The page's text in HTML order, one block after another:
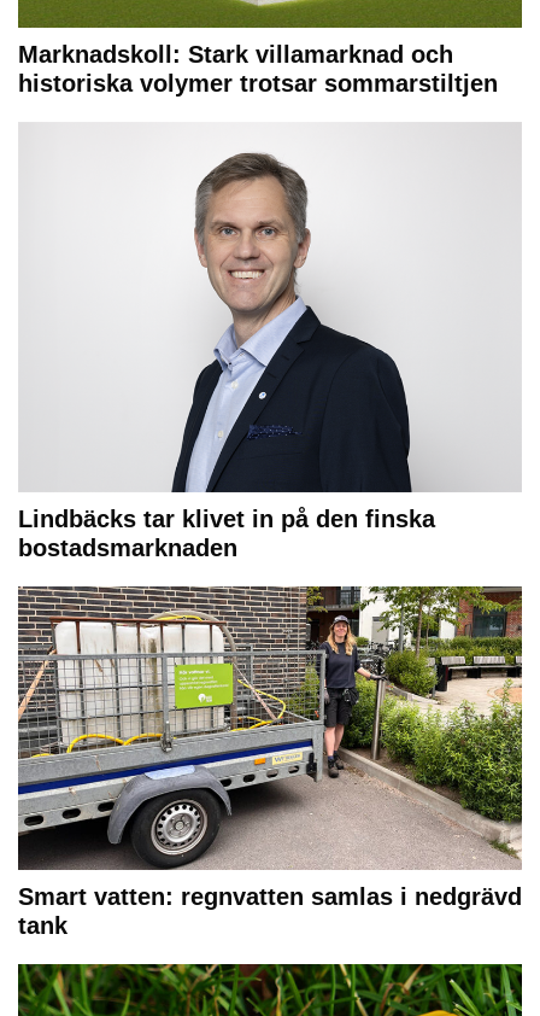
Marknadskoll: Stark villamarknad och
historiska volymer trotsar sommarstiltjen
Lindbäcks tar klivet in på den finska
bostadsmarknaden
Smart vatten: regnvatten samlas i nedgrävd
tank